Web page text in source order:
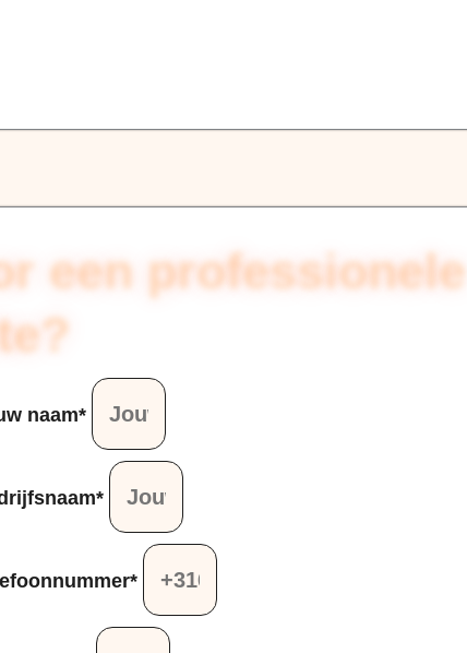
een professionele
naam*